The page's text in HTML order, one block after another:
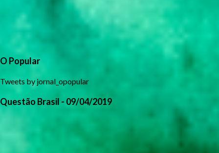
O Popular
Tweets by jornal_opopular
Questão Brasil - 09/04/2019